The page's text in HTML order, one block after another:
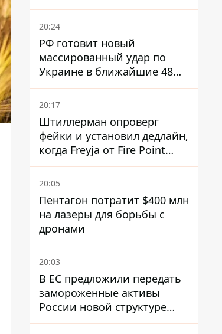
Россией
20:24
РФ готовит новый
массированный удар по
Украине в ближайшие 48
часов – разведка США
20:17
Штиллерман опроверг
фейки и установил дедлайн,
когда Freyja от Fire Point
полноценно заработает
против баллистики
20:05
Пентагон потратит $400 млн
на лазеры для борьбы с
дронами
20:03
В ЕС предложили передать
замороженные активы
России новой структуре
блока